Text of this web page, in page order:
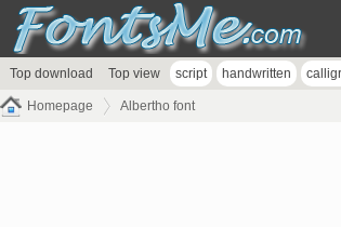
Top download Top view script handwritten
Homepage Albertho font